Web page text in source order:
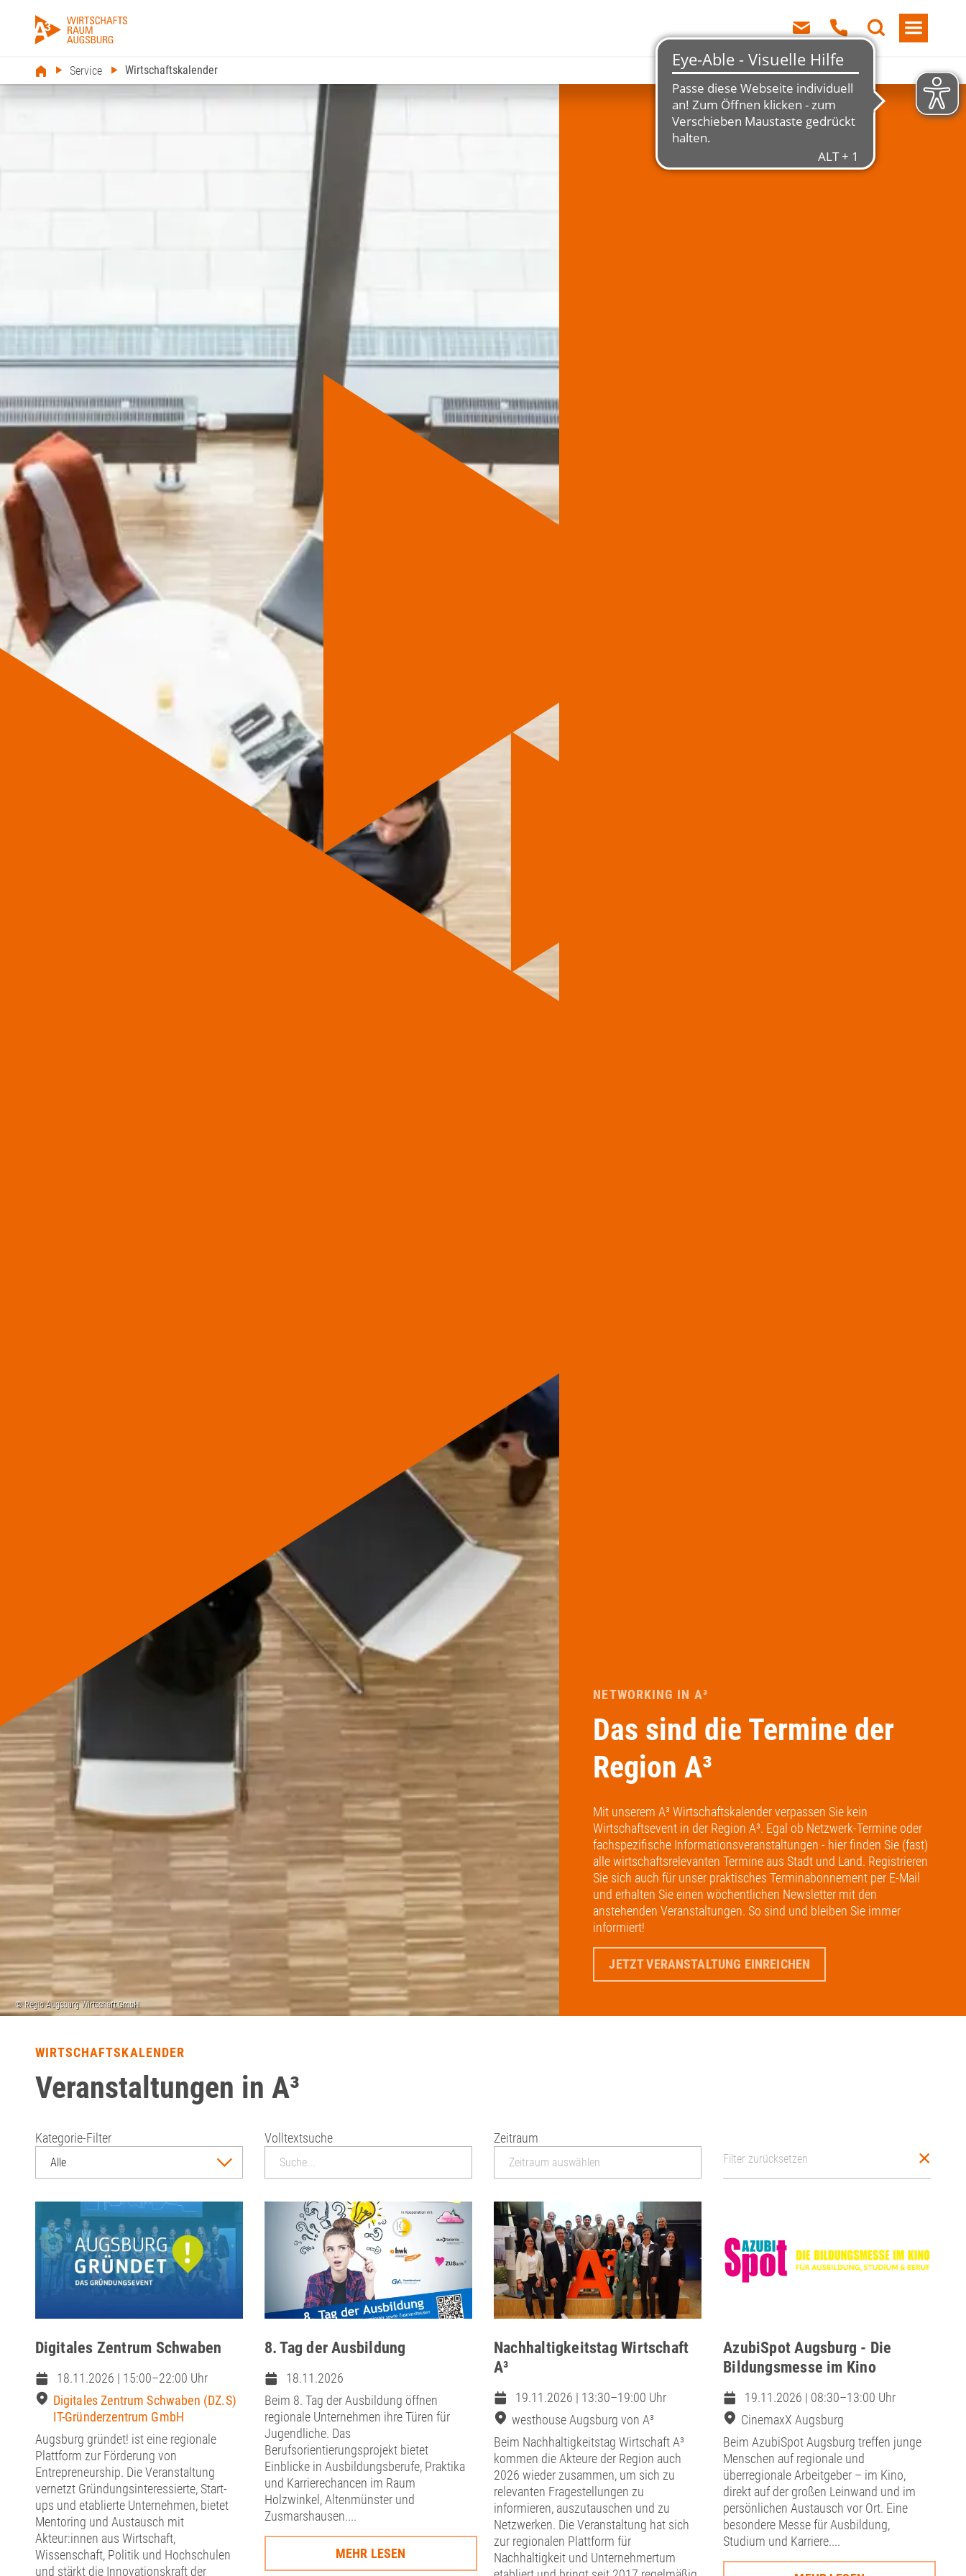
Service Wirtschaftskalender
NETWORKING IN A³
Das sind die Termine der
Region A³
Mit unserem A³ Wirtschaftskalender verpassen Sie kein
Wirtschaftsevent in der Region A³. Egal ob Netzwerk-Termine oder
fachspezifische Informationsveranstaltungen - hier finden Sie (fast)
alle wirtschaftsrelevanten Termine aus Stadt und Land. Registrieren
Sie sich auch für unser praktisches Terminabonnement per E-Mail
und erhalten Sie einen wöchentlichen Newsletter mit den
anstehenden Veranstaltungen. So sind und bleiben Sie immer
informiert!
JETZT VERANSTALTUNG EINREICHEN
WIRTSCHAFTSKALENDER
Veranstaltungen in A³
Kategorie-Filter
Alle
Volltextsuche Zeitraum
Filter zurücksetzen
Digitales Zentrum Schwaben
18.11.2026 | 15:00–22:00 Uhr
Digitales Zentrum Schwaben (DZ.S)
IT-Gründerzentrum GmbH
Augsburg gründet! ist eine regionale
Plattform zur Förderung von
Entrepreneurship. Die Veranstaltung
vernetzt Gründungsinteressierte, Start-
ups und etablierte Unternehmen, bietet
Mentoring und Austausch mit
Akteur:innen aus Wirtschaft,
Wissenschaft, Politik und Hochschulen
und stärkt die Innovationskraft der
8. Tag der Ausbildung
18.11.2026
Beim 8. Tag der Ausbildung öffnen
regionale Unternehmen ihre Türen für
Jugendliche. Das
Berufsorientierungsprojekt bietet
Einblicke in Ausbildungsberufe, Praktika
und Karrierechancen im Raum
Holzwinkel, Altenmünster und
Zusmarshausen....
MEHR LESEN
Nachhaltigkeitstag Wirtschaft
A³
19.11.2026 | 13:30–19:00 Uhr
westhouse Augsburg von A³
Beim Nachhaltigkeitstag Wirtschaft A³
kommen die Akteure der Region auch
2026 wieder zusammen, um sich zu
relevanten Fragestellungen zu
informieren, auszutauschen und zu
Netzwerken. Die Veranstaltung hat sich
zur regionalen Plattform für
Nachhaltigkeit und Unternehmertum
AzubiSpot Augsburg - Die
Bildungsmesse im Kino
19.11.2026 | 08:30–13:00 Uhr
CinemaxX Augsburg
Beim AzubiSpot Augsburg treffen junge
Menschen auf regionale und
überregionale Arbeitgeber – im Kino,
direkt auf der großen Leinwand und im
persönlichen Austausch vor Ort. Eine
besondere Messe für Ausbildung,
Studium und Karriere....